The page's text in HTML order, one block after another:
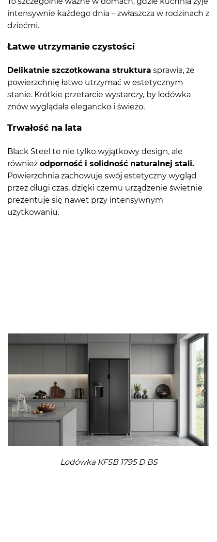
intensywnie każdego dnia – zwłaszcza w rodzinach z
dziećmi.
Łatwe utrzymanie czystości
Delikatnie szczotkowana struktura sprawia, że
powierzchnię łatwo utrzymać w estetycznym
stanie. Krótkie przetarcie wystarczy, by lodówka
znów wyglądała elegancko i świeżo.
Trwałość na lata
Black Steel to nie tylko wyjątkowy design, ale
również odporność i solidność naturalnej stali.
Powierzchnia zachowuje swój estetyczny wygląd
przez długi czas, dzięki czemu urządzenie świetnie
prezentuje się nawet przy intensywnym
użytkowaniu.
Lodówka KFSB 1795 D BS